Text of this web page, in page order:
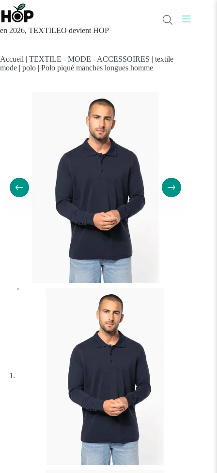
Passer
au
contenu
en 2026, TEXTILEO devient HOP
Accueil | TEXTILE - MODE - ACCESSOIRES | textile
mode | polo | Polo piqué manches longues homme